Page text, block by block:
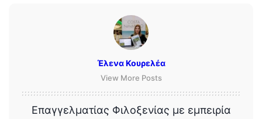
Έλενα Κουρελέα
View More Posts
Επαγγελματίας Φιλοξενίας με εμπειρία